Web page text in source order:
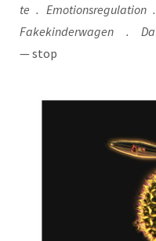
te . Emo­ti­ons­re­gu­la­ti­on
Fake­kin­der­wa­gen .
— stop